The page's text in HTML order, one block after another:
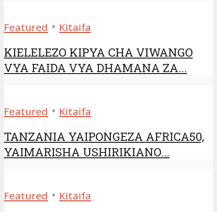
Featured • Kitaifa
KIELELEZO KIPYA CHA VIWANGO
VYA FAIDA VYA DHAMANA ZA...
Featured • Kitaifa
TANZANIA YAIPONGEZA AFRICA50,
YAIMARISHA USHIRIKIANO...
Featured • Kitaifa